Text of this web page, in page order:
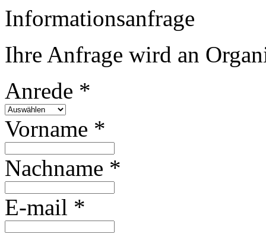
Informationsanfrage
Ihre Anfrage wird an
Anrede *
Vorname *
Nachname *
E-mail *